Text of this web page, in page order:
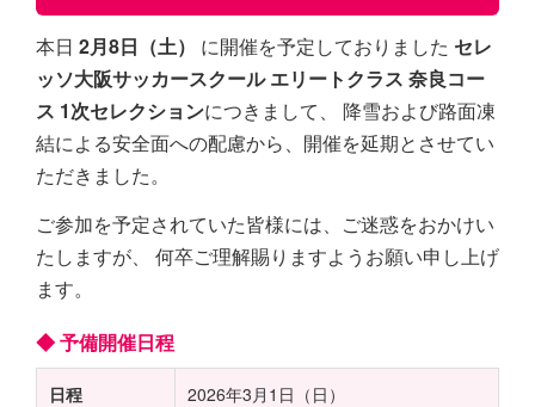
本日 2月8日（土） に開催を予定しておりました セレ
ッソ大阪サッカースクール エリートクラス 奈良コー
ス 1次セレクションにつきまして、 降雪および路面凍
結による安全面への配慮から、開催を延期とさせてい
ただきました。
ご参加を予定されていた皆様には、ご迷惑をおかけい
たしますが、 何卒ご理解賜りますようお願い申し上げ
ます。
◆ 予備開催日程
日程 2026年3月1日（日）